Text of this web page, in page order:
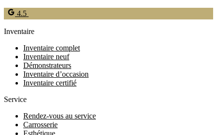
4.5
Inventaire
Inventaire complet
Inventaire neuf
Démonstrateurs
Inventaire d’occasion
Inventaire certifié
Service
Rendez-vous au service
Carrosserie
Esthétique